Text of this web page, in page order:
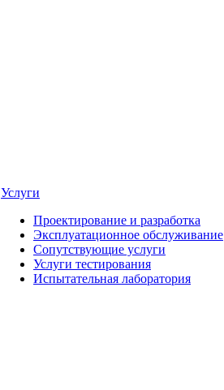
Услуги
Проектирование и разработка
Эксплуатационное обслуживание
Сопутствующие услуги
Услуги тестирования
Испытательная лаборатория